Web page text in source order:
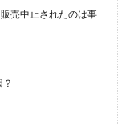
売中止されたのは事